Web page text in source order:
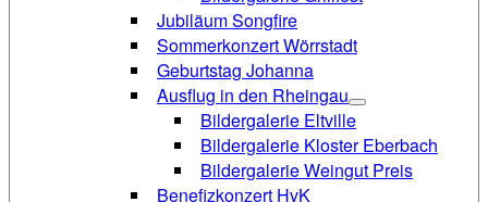
Jubiläum Songfire
Sommerkonzert Wörrstadt
Geburtstag Johanna
Ausflug in den Rheingau
Bildergalerie Eltville
Bildergalerie Kloster Eberbach
Bildergalerie Weingut Preis
Benefizkonzert HvK